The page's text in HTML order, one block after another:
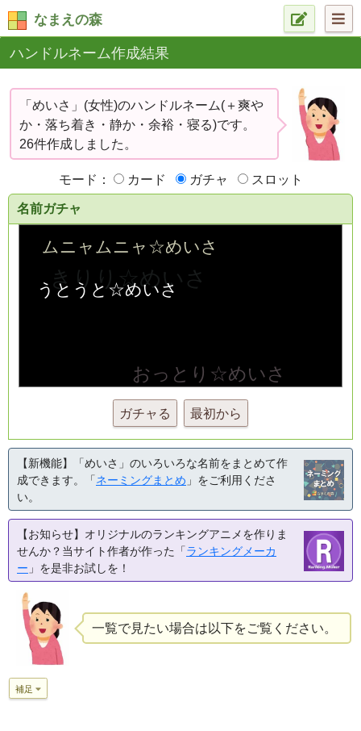
なまえの森
ハンドルネーム作成結果
「めいさ」(女性)のハンドルネーム(＋爽や
か・落ち着き・静か・余裕・寝る)です。
26件作成しました。
モード： カード ガチャ スロット
名前ガチャ
ガチャる 最初から
【新機能】「めいさ」のいろいろな名前をまとめて作
成できます。「ネーミングまとめ 」をご利用くださ
い。
【お知らせ】オリジナルのランキングアニメを作りま
せんか？当サイト作者が作った「ランキングメーカ
ー 」を是非お試しを！
一覧で見たい場合は以下をご覧ください。
補足